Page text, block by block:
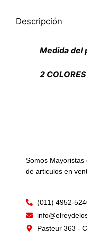
Descripción
Medida del
2
Somos Mayoristas
de articulos en
(011) 4952-
Pasteur 363 -